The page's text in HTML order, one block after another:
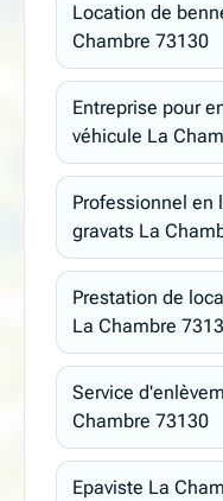
Location de
Chambre 73130
Entreprise pour
véhicule La
Professionnel en
gravats La
Prestation de
La Chambre
Service
Chambre 73130
Epaviste La